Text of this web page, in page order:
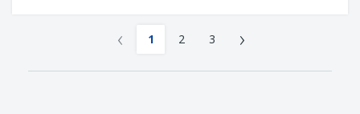
‹ 1 2 3 ›